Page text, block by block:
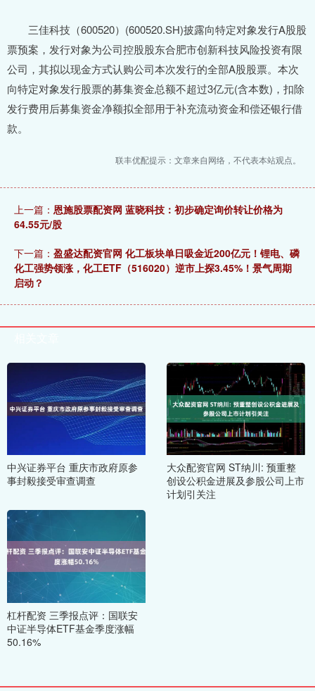
三佳科技（600520）(600520.SH)披露向特定对象发行A股股
票预案，发行对象为公司控股股东合肥市创新科技风险投资有限
公司，其拟以现金方式认购公司本次发行的全部A股股票。本次
向特定对象发行股票的募集资金总额不超过3亿元(含本数)，扣除
发行费用后募集资金净额拟全部用于补充流动资金和偿还银行借
款。
联丰优配提示：文章来自网络，不代表本站观点。
上一篇： 恩施股票配资网 蓝晓科技：初步确定询价转让价格为
64.55元/股
下一篇： 盈盛达配资官网 化工板块单日吸金近200亿元！锂电、磷
化工强势领涨，化工ETF（516020）逆市上探3.45%！景气周期
启动？
中兴证券平台 重庆市政府原参
事封毅接受审查调查
大众配资官网 ST纳川: 预重整
创设公积金进展及参股公司上市
计划引关注
杠杆配资 三季报点评：国联安
中证半导体ETF基金季度涨幅
50.16%